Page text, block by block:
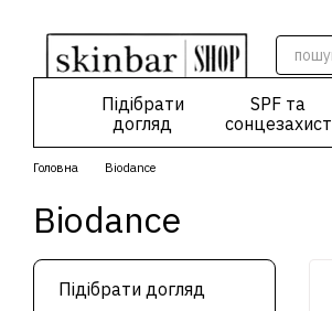
Підібрати
догляд
SPF та
сонцезахист
Головна Biodance
Biodance
Підібрати догляд